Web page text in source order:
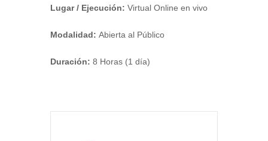
Lugar / Ejecución: Virtual Online en vivo
Modalidad: Abierta al Público
Duración: 8 Horas (1 día)